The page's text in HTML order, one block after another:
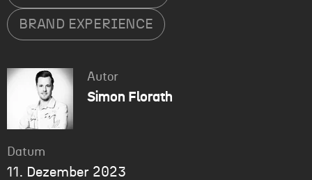
BRAND EXPERIENCE
Autor
Simon Florath
Datum
11. Dezember 2023